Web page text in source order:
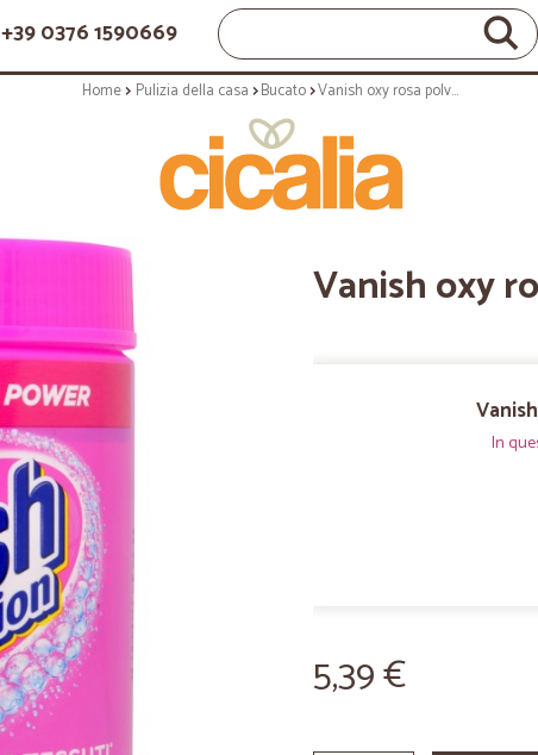
+39 0376 1590669
Home Pulizia della casa Bucato Vanish oxy rosa polvere gr.400
Vanish oxy
In
5,39 €